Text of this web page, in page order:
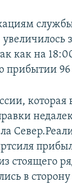
как на
прибытии
которая
прибыл
стоящего
в